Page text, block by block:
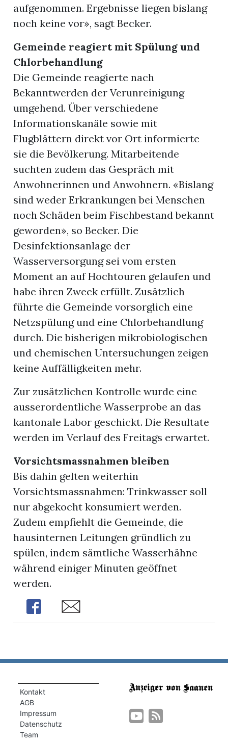
aufgenommen. Ergebnisse liegen bislang
noch keine vor», sagt Becker.
Gemeinde reagiert mit Spülung und
Chlorbehandlung
Die Gemeinde reagierte nach
Bekanntwerden der Verunreinigung
umgehend. Über verschiedene
Informationskanäle sowie mit
Flugblättern direkt vor Ort informierte
sie die Bevölkerung. Mitarbeitende
suchten zudem das Gespräch mit
Anwohnerinnen und Anwohnern. «Bislang
sind weder Erkrankungen bei Menschen
noch Schäden beim Fischbestand bekannt
geworden», so Becker. Die
Desinfektionsanlage der
Wasserversorgung sei vom ersten
Moment an auf Hochtouren gelaufen und
habe ihren Zweck erfüllt. Zusätzlich
führte die Gemeinde vorsorglich eine
Netzspülung und eine Chlorbehandlung
durch. Die bisherigen mikrobiologischen
und chemischen Untersuchungen zeigen
keine Auffälligkeiten mehr.
Zur zusätzlichen Kontrolle wurde eine
ausserordentliche Wasserprobe an das
kantonale Labor geschickt. Die Resultate
werden im Verlauf des Freitags erwartet.
Vorsichtsmassnahmen bleiben
Bis dahin gelten weiterhin
Vorsichtsmassnahmen: Trinkwasser soll
nur abgekocht konsumiert werden.
Zudem empfiehlt die Gemeinde, die
hausinternen Leitungen gründlich zu
spülen, indem sämtliche Wasserhähne
während einiger Minuten geöffnet
werden.
Share
Share
Kontakt
AGB
Impressum
Datenschutz
Team